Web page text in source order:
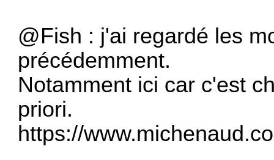
@Fish : j'ai regardé les
précédemment.
Notamment ici car c'est
priori.
https://